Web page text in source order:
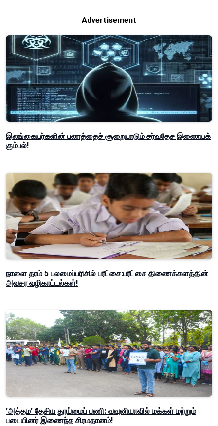
Advertisement
இலங்கையர்களின் பணத்தைச் சூறையாடும் சர்வதேச இணையக்
கும்பல்!
நாளை தரம் 5 புலமைப்பரிசில் பரீட்சை:பரீட்சை திணைக்களத்தின்
அவசர வழிகாட்டல்கள்!
'அத்தம' தேசிய தூய்மைப் பணி: வவுனியாவில் மக்கள் மற்றும்
படையினர் இணைந்த சிரமதானம்!